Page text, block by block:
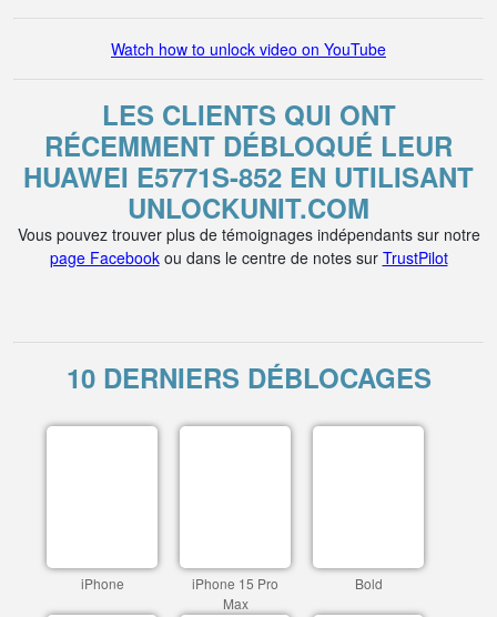
Watch how to unlock video on YouTube
LES CLIENTS QUI ONT
RÉCEMMENT DÉBLOQUÉ LEUR
HUAWEI E5771S-852 EN UTILISANT
UNLOCKUNIT.COM
Vous pouvez trouver plus de témoignages indépendants sur notre
page Facebookou dans le centre de notes sur TrustPilot
10 DERNIERS DÉBLOCAGES
iPhone
iPhone 15 Pro
Max
Bold